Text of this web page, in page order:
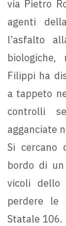
via Pietro
agenti
l’asfalto
Filippi ha
a tappeto
controlli
agganciate
Si cercano
bordo di
vicoli dello
perdere le
Statale 106.